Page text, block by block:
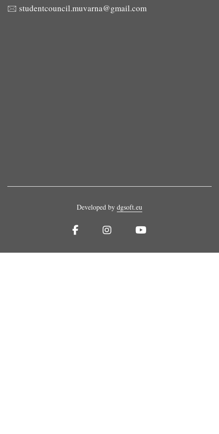
🖂 studentcouncil.muvarna@gmail.com
Developed by dgsoft.eu